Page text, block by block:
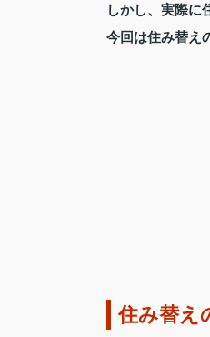
しかし、実際に
今回は住み替え
住み替え